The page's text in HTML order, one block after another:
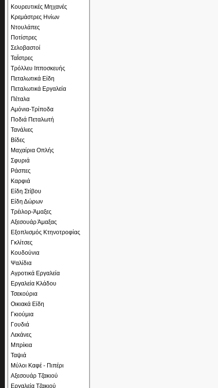
Κουρευτικές Μηχανές
Κρεμάστρες Ηνίων
Ντουλάπες
Ποτίστρες
Σελοβαστοί
ΤαΪστρες
Τρόλλευ Ιπποσκευής
Πεταλωτικά Είδη
Πεταλωτικά Εργαλεία
Πέταλα
Αμόνια-Τρίποδα
Ποδιά Πεταλωτή
Τανάλιες
Βίδες
Μαχαίρια Οπλής
Σφυριά
Ράσπες
Καρφιά
Είδη Στίβου
Είδη Δώρων
Τρέιλορ-Άμαξες
Αξεσουάρ Άμαξας
Εξοπλισμός Κτηνοτροφίας
Γκλίτσες
Κουδούνια
Ψαλίδια
Αγροτικά Εργαλεία
Εργαλεία Κλάδου
Τσεκούρια
Οικιακά Είδη
Γκιούμια
Γουδιά
Λεκάνες
Μπρίκια
Ταψιά
Μύλοι Καφέ - Πιπέρι
Αξεσουάρ Τζακιού
Εργαλεία Τζακιού